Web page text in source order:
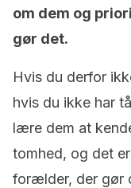
om dem og
gør det.
Hvis du derfor
hvis du ikke har
lære dem at
tomhed, og det
forælder, der gør